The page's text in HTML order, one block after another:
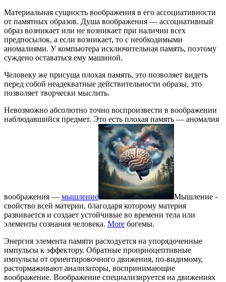
Материальная сущность воображения в его ассоциативности
от памятных образов. Душа воображения — ассоциативный
образ возникает или не возникает при наличии всех
предпосылок, а если возникает, то с необходимыми
аномалиями. У компьютера исключительная память, поэтому
суждено оставаться ему машиной.
Человеку же присуща плохая память, это позволяет видеть
перед собой неадекватные действительности образы, это
позволяет творчески мыслить.
Невозможно абсолютно точно воспроизвести в воображении
наблюдавшийся предмет. Это есть плохая память — аномалия
воображения — мышление
Мышление -
свойство всей материи, благодаря которому материя
развивается и создает устойчивые во времени тела или
элементы сознания человека. More богемы.
Энергия элемента памяти расходуется на упорядоченные
импульсы к эффектору. Обратные проприоцептивные
импульсы от ориентировочного движения, по-видимому,
растормаживают анализаторы, воспринимающие
воображение. Воображение специализируется на движениях